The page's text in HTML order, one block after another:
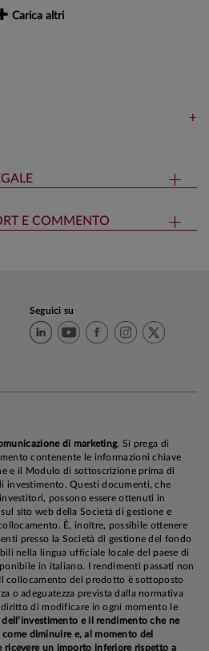
Carica altri
E COMMENTO
Seguici su
di marketing. Si prega di
contenente le informazioni chiave
e il Modulo di sottoscrizione prima di
investimento. Questi documenti, che
possono essere ottenuti in
sito web della Società di gestione e
È, inoltre, possibile ottenere
presso la Società di gestione del fondo
nella lingua ufficiale locale del paese di
in italiano. I rendimenti passati non
collocamento del prodotto è sottoposto
o adeguatezza prevista dalla normativa
di modificare in ogni momento le
dell’investimento e il rendimento che ne
diminuire e, al momento del
ricevere un importo inferiore rispetto a